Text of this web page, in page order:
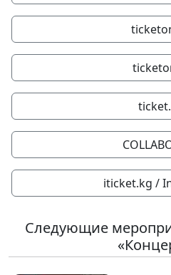
iticket.kg /
Следующие